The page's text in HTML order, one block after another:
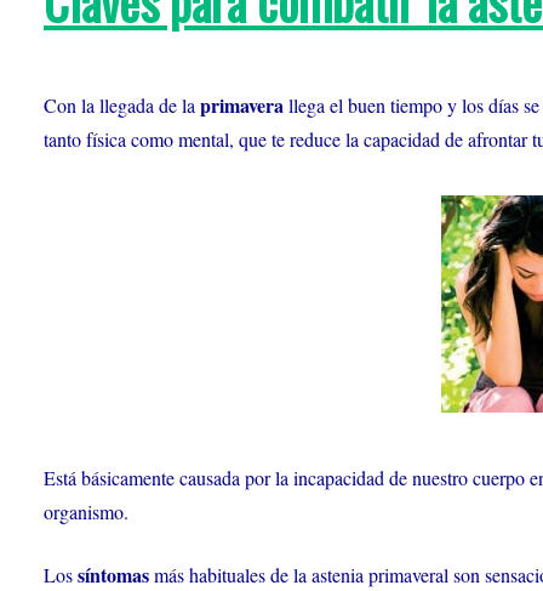
Con la llegada de la primaverallega el buen tiempo y los días
tanto física como mental, que te reduce la capacidad de
Está básicamente causada por la incapacidad de nuestro
organismo.
Lossíntomasmás habituales de la astenia primaveral son